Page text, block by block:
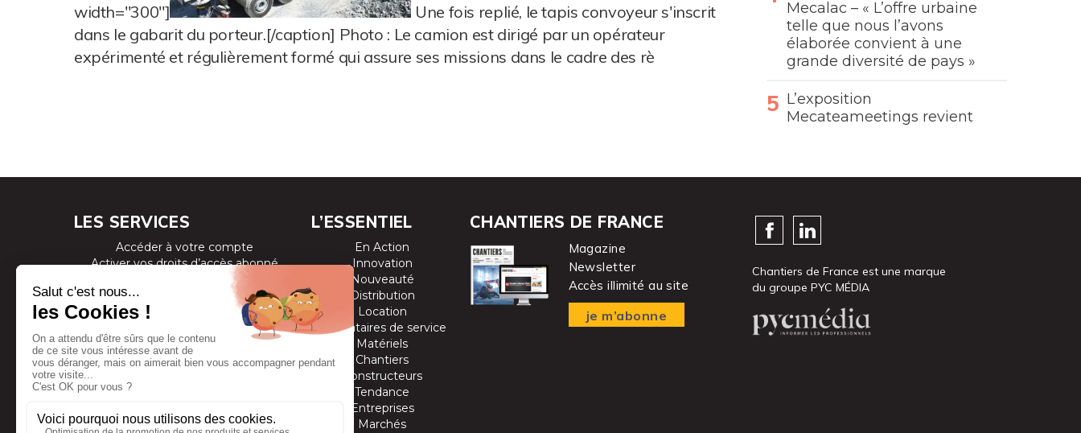
width="300"]
Une fois replié, le tapis convoyeur s'inscrit
dans le gabarit du porteur.[/caption] Photo : Le camion est dirigé par un opérateur
expérimenté et régulièrement formé qui assure ses missions dans le cadre des rè
Mecalac – « L’offre urbaine
telle que nous l’avons
élaborée convient à une
grande diversité de pays »
L’exposition
Mecateameetings revient
LES SERVICES
Accéder à votre compte
Activer vos droits d’accès abonné
Consulter les magazines
S’inscrire aux newsletters
Devenir annonceur
Se connecter à l’extranet annonceur
Nous contacter
L’ESSENTIEL
En Action
Innovation
Nouveauté
Distribution
Location
Prestataires de service
Matériels
Chantiers
Constructeurs
Tendance
Entreprises
Marchés
CHANTIERS DE FRANCE
Magazine
Newsletter
Accès illimité au site
je m’abonne
Chantiers de France est une marque
du groupe PYC MÉDIA